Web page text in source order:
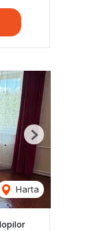
Harta
Next